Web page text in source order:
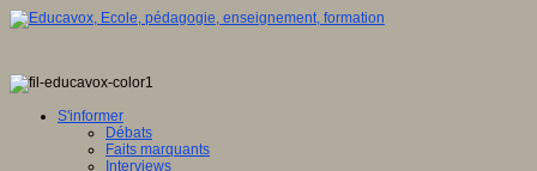
S'informer
Débats
Faits marquants
Interviews